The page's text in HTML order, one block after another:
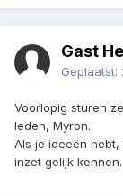
Gast
Geplaatst:
Voorlopig sturen
leden, Myron.
Als je ideeën
inzet gelijk kennen.